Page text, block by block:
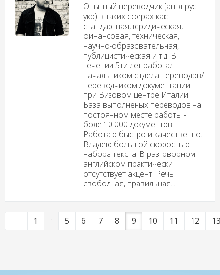
Опытный переводчик (англ-рус-
укр) в таких сферах как:
стандартная, юридическая,
финансовая, техническая,
научно-образовательная,
публицистическая и т.д. В
течении 5ти лет работал
начальником отдела переводов/
переводчиком документации
при Визовом центре Италии.
База выполненых переводов на
постоянном месте работы -
боле 10 000 документов.
Работаю быстро и качественно.
Владею большой скоростью
набора текста. В разговорном
английском практически
отсутствует акцент. Речь
свободная, правильная....
1 ... 5 6 7 8 9 10 11 12 13